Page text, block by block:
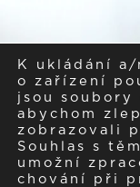
K ukládání
o zařízení
jsou soubory
abychom
zobrazovali
Souhlas s
umožní
chování při